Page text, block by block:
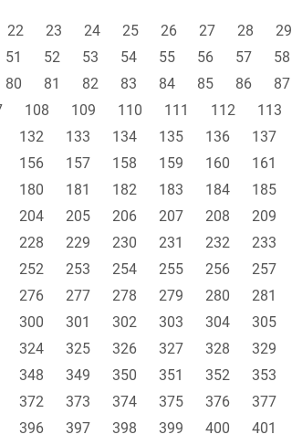
22 23 24 25 26 27 28 29
51 52 53 54 55 56 57 58
80 81 82 83 84 85 86 87
108 109 110 111 112 113
132 133 134 135 136 137
156 157 158 159 160 161
180 181 182 183 184 185
204 205 206 207 208 209
228 229 230 231 232 233
252 253 254 255 256 257
276 277 278 279 280 281
300 301 302 303 304 305
324 325 326 327 328 329
348 349 350 351 352 353
372 373 374 375 376 377
396 397 398 399 400 401